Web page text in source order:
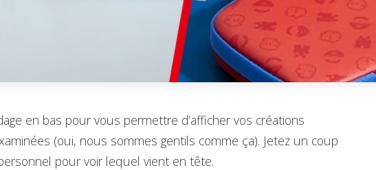
en bas pour vous permettre d’afficher vos créations
(oui, nous sommes gentils comme ça). Jetez un coup
pour voir lequel vient en tête.